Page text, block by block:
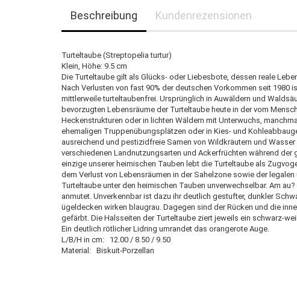
Beschreibung Kundenrezensionen
Turteltaube (Streptopelia turtur)
Klein, Höhe: 9.5 cm
Die Turteltaube gilt als Glücks- oder Liebesbote, dessen reale
Nach Verlusten von fast 90% der deutschen Vorkommen seit 1980
mittlerweile turteltaubenfrei. Ursprünglich in Auwäldern und
bevorzugten Lebensräume der Turteltaube heute in der vom
Heckenstrukturen oder in lichten Wäldern mit Unterwuchs,
ehemaligen Truppenübungsplätzen oder in Kies- und
ausreichend und pestizidfreie Samen von Wildkräutern und
verschiedenen Landnutzungsarten und Ackerfrüchten während
einzige unserer heimischen Tauben lebt die Turteltaube als
dem Verlust von Lebensräumen in der Sahelzone sowie der
Turteltaube unter den heimischen Tauben unverwechselbar. Am
anmutet. Unverkennbar ist dazu ihr deutlich gestufter, dunkler
ügeldecken wirken blaugrau. Dagegen sind der Rücken und die
gefärbt. Die Halsseiten der Turteltaube ziert jeweils ein schwarz-
Ein deutlich rötlicher Lidring umrandet das orangerote Auge.
L/B/H in cm: 12.00 / 8.50 / 9.50
Material: Biskuit-Porzellan